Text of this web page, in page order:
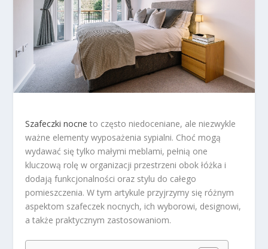
Szafeczki nocne to często niedoceniane, ale niezwykle
ważne elementy wyposażenia sypialni. Choć mogą
wydawać się tylko małymi meblami, pełnią one
kluczową rolę w organizacji przestrzeni obok łóżka i
dodają funkcjonalności oraz stylu do całego
pomieszczenia. W tym artykule przyjrzymy się różnym
aspektom szafeczek nocnych, ich wyborowi, designowi,
a także praktycznym zastosowaniom.